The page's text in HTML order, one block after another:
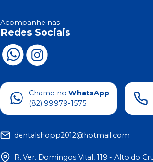
Acompanhe nas
Redes Sociais
Chame no WhatsApp
(82) 99979-1575
dentalshopp2012@hotmail.com
R. Ver. Domingos Vital, 119 - Alto do